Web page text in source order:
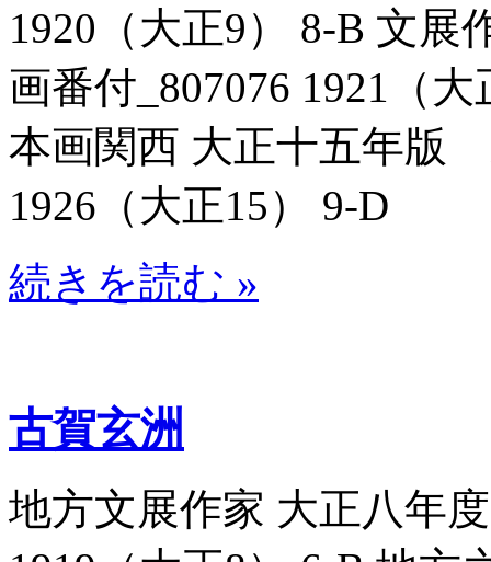
1920（大正9） 8-B 文展
画番付_807076 1921（
本画関西 大正十五年版
1926（大正15） 9-D
続きを読む »
古賀玄洲
地方文展作家 大正八年